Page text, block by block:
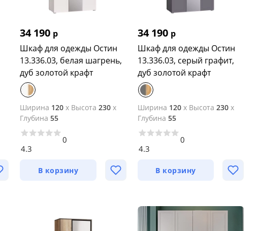
34 190 р
Шкаф для одежды Остин
13.336.03, белая шагрень,
дуб золотой крафт
Ширина 120 x Высота 230 x
Глубина 55
4.3
0
В корзину
34 190 р
Шкаф для одежды Остин
13.336.03, серый графит,
дуб золотой крафт
Ширина 120x Высота 230x
Глубина 55
4.3
0
В корзину